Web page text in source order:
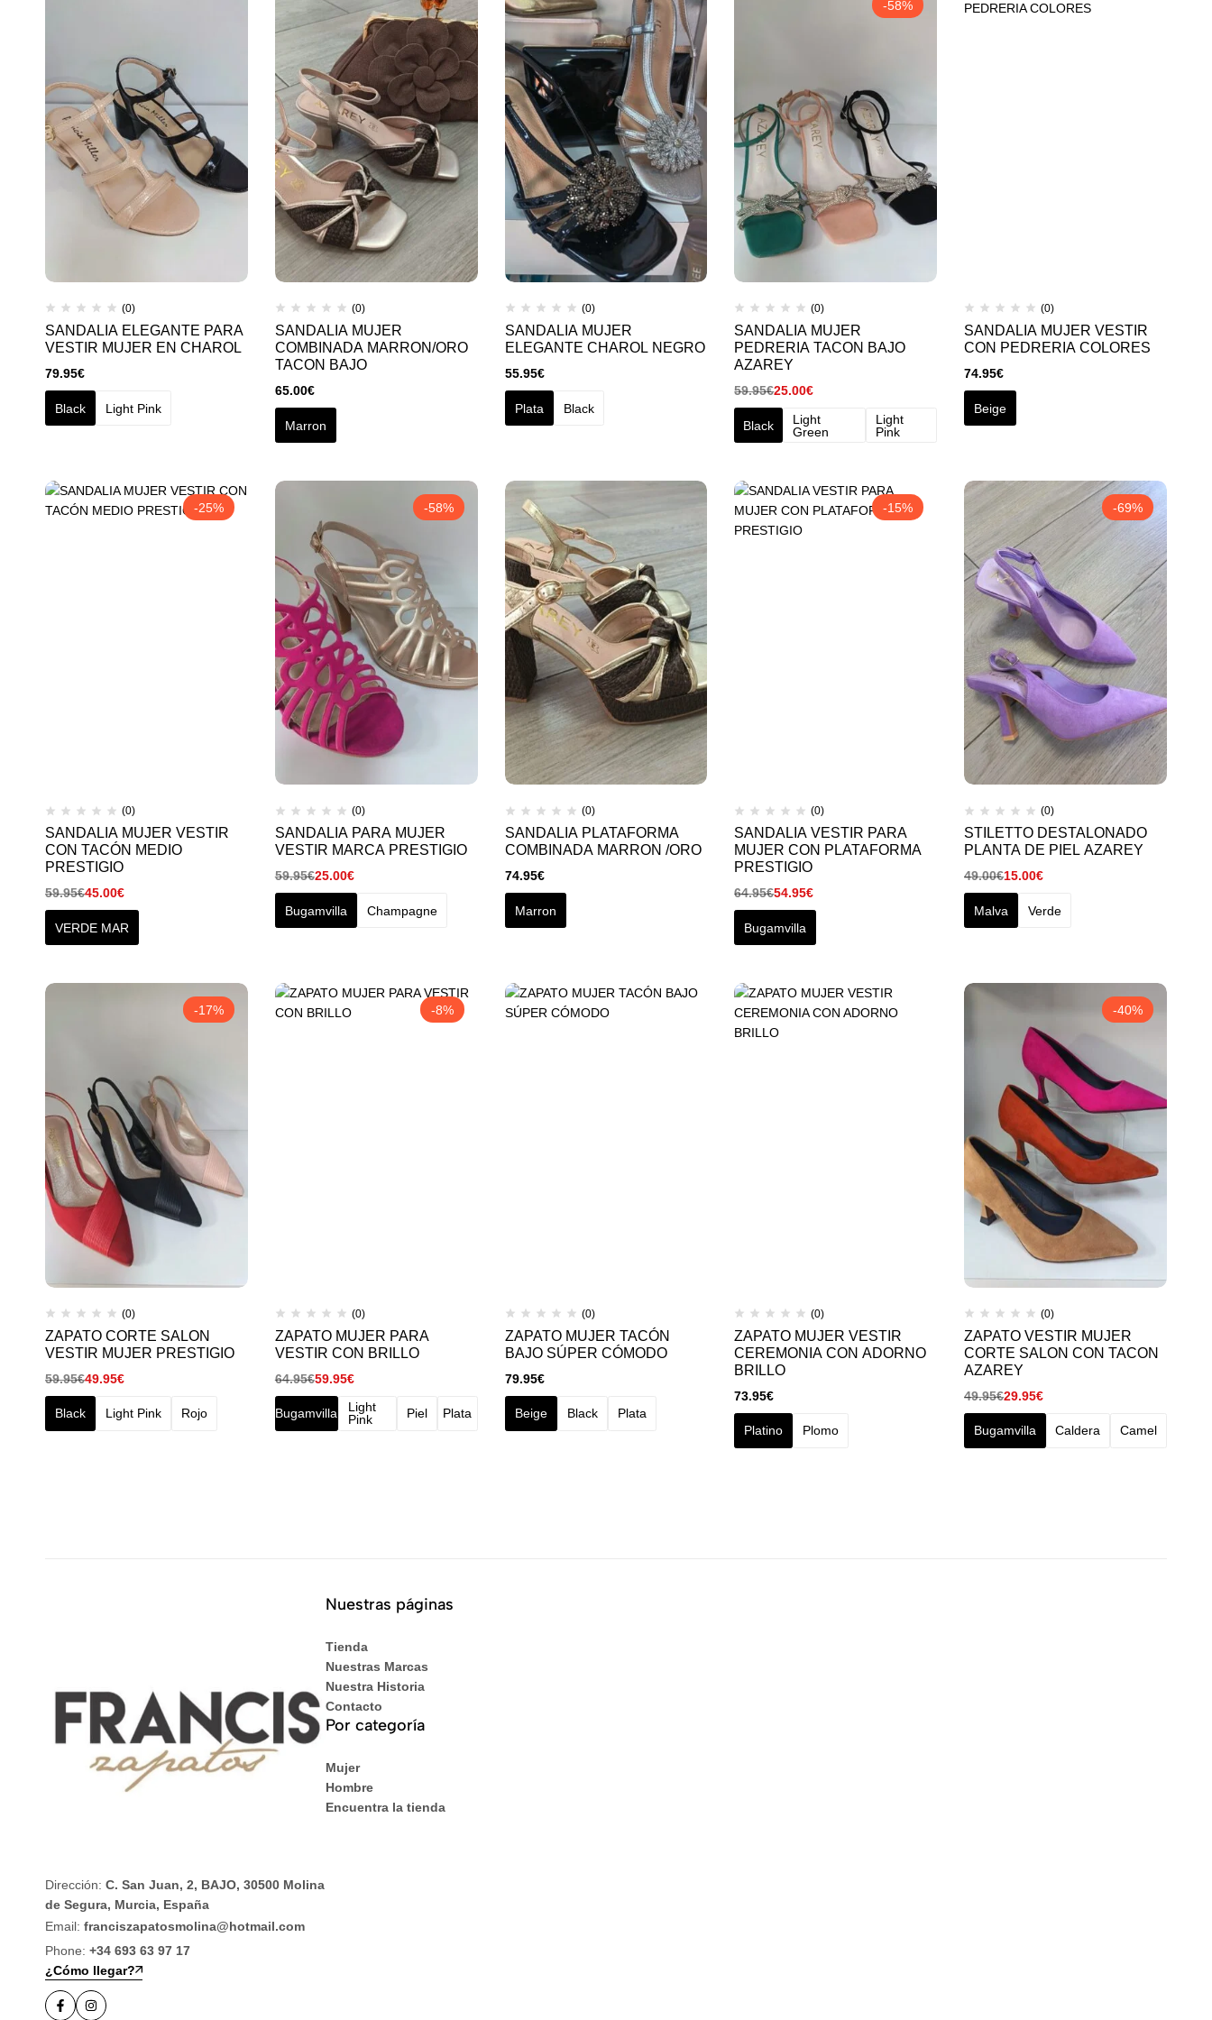
de
experiencia
(0)
SANDALIA ELEGANTE PARA
VESTIR MUJER EN CHAROL
79.95€
Black Light Pink
(0)
SANDALIA MUJER
COMBINADA MARRON/ORO
TACON BAJO
65.00€
Marron
(0)
SANDALIA MUJER
ELEGANTE CHAROL NEGRO
55.95€
Plata Black
-58%
(0)
SANDALIA MUJER
PEDRERIA TACON BAJO
AZAREY
59.95€25.00€
Black
Light
Green
Light
Pink
(0)
SANDALIA MUJER VESTIR
CON PEDRERIA COLORES
74.95€
Beige
-25%
(0)
SANDALIA MUJER VESTIR
CON TACÓN MEDIO
PRESTIGIO
59.95€45.00€
VERDE MAR
-58%
(0)
SANDALIA PARA MUJER
VESTIR MARCA PRESTIGIO
59.95€25.00€
Bugamvilla Champagne
(0)
SANDALIA PLATAFORMA
COMBINADA MARRON /ORO
74.95€
Marron
-15%
(0)
SANDALIA VESTIR PARA
MUJER CON PLATAFORMA
PRESTIGIO
64.95€54.95€
Bugamvilla
-69%
(0)
STILETTO DESTALONADO
PLANTA DE PIEL AZAREY
49.00€15.00€
Malva Verde
-17%
(0)
ZAPATO CORTE SALON
VESTIR MUJER PRESTIGIO
59.95€49.95€
Black Light Pink Rojo
-8%
(0)
ZAPATO MUJER PARA
VESTIR CON BRILLO
64.95€59.95€
Bugamvilla
Light
Pink
Piel Plata
(0)
ZAPATO MUJER TACÓN
BAJO SÚPER CÓMODO
79.95€
Beige Black Plata
(0)
ZAPATO MUJER VESTIR
CEREMONIA CON ADORNO
BRILLO
73.95€
Platino Plomo
-40%
(0)
ZAPATO VESTIR MUJER
CORTE SALON CON TACON
AZAREY
49.95€29.95€
Bugamvilla Caldera Camel
Dirección: C. San Juan, 2, BAJO, 30500 Molina
de Segura, Murcia, España
Email: franciszapatosmolina@hotmail.com
Phone: +34 693 63 97 17
¿Cómo llegar?
Nuestras páginas
Tienda
Nuestras Marcas
Nuestra Historia
Contacto
Por categoría
Mujer
Hombre
Encuentra la tienda